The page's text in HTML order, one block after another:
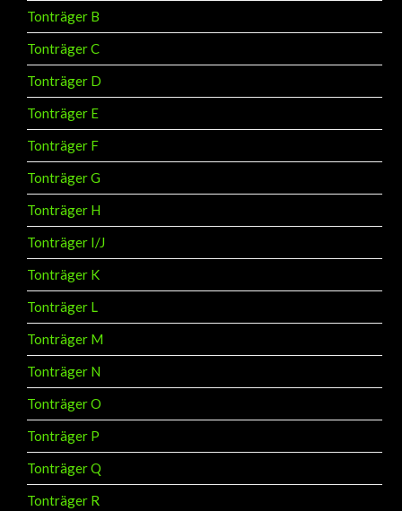
Tonträger B
Tonträger C
Tonträger D
Tonträger E
Tonträger F
Tonträger G
Tonträger H
Tonträger I/J
Tonträger K
Tonträger L
Tonträger M
Tonträger N
Tonträger O
Tonträger P
Tonträger Q
Tonträger R